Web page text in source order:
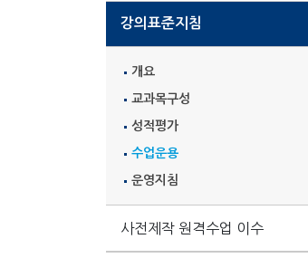
강의표준지침
개요
교과목구성
성적평가
수업운용
운영지침
사전제작 원격수업 이수